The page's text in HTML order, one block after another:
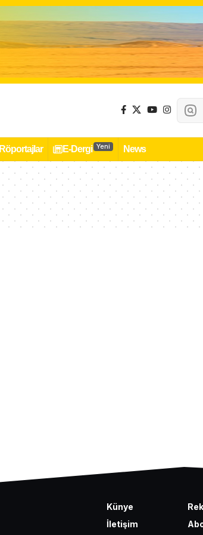
Röportajlar E-Dergi Yeni News
Künye
İletişim